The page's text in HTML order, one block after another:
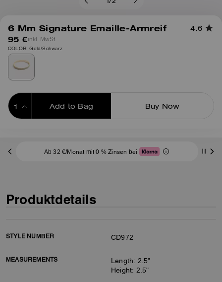
/2
6 Mm Signature Emaille-Armreif 4.6
95 €inkl. MwSt.
COLOR: Gold/Schwarz
Add to Bag Buy Now
Ab 32 €/Monat mit 0 % Zinsen bei
Produktdetails
STYLE NUMBER CD972
MEASUREMENTS
Length: 2.5"
Height: 2.5"